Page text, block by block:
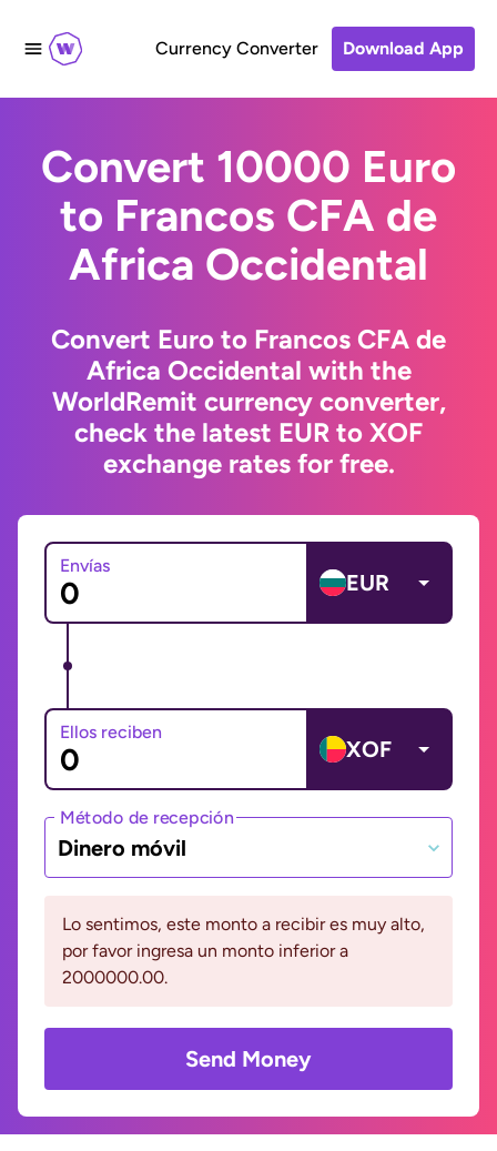
Currency Converter Download App
Convert 10000 Euro
to Francos CFA de
Africa Occidental
Convert Euro to Francos CFA de
Africa Occidental with the
WorldRemit currency converter,
check the latest EUR to XOF
exchange rates for free.
Envías
EUR
Ellos reciben
XOF
Método de recepción
Dinero móvil
Lo sentimos, este monto a recibir es muy alto,
por favor ingresa un monto inferior a
2000000.00.
Send Money